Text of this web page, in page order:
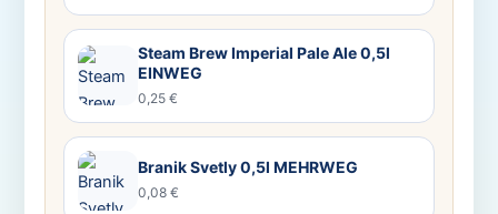
Steam Brew Imperial Pale Ale 0,5l
EINWEG
0,25 €
Branik Svetly 0,5l MEHRWEG
0,08 €